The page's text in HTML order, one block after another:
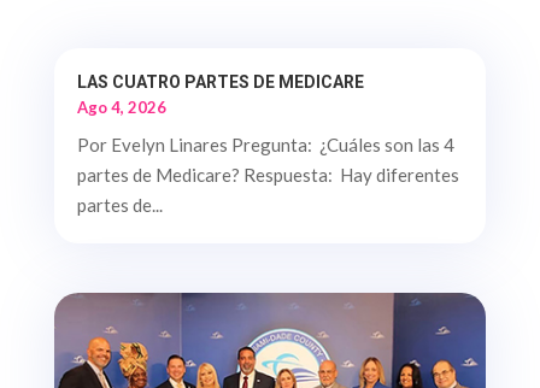
LAS CUATRO PARTES DE MEDICARE
Ago 4, 2026
Por Evelyn Linares Pregunta: ¿Cuáles son las 4
partes de Medicare? Respuesta: Hay diferentes
partes de...